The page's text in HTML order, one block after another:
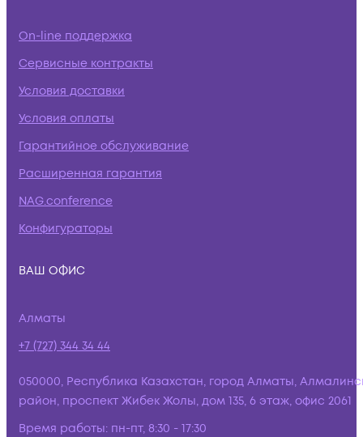
On-line поддержка
Сервисные контракты
Условия доставки
Условия оплаты
Гарантийное обслуживание
Расширенная гарантия
NAG.conference
Конфигураторы
ВАШ ОФИС
Алматы
+7 (727) 344 34 44
050000, Республика Казахстан, город Алматы,
район, проспект Жибек Жолы, дом 135, 6 этаж, офис 2061
Время работы: пн-пт, 8:30 - 17:30